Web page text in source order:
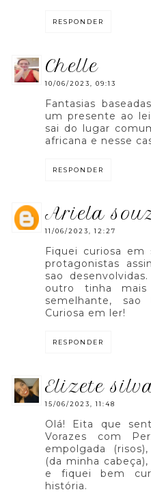
RESPONDER
chelle
10/06/2023, 09:13
Fantasias
um presente ao
sai do lugar
africana e nesse
RESPONDER
ariela
11/06/2023, 12:27
Fiquei curiosa em
protagonistas
sao
outro tinha
semelhante, sao
Curiosa em ler!
RESPONDER
elizete
15/06/2023, 11:48
Olá! Eita que
Vorazes com
empolgada
(da minha
e fiquei bem
história.